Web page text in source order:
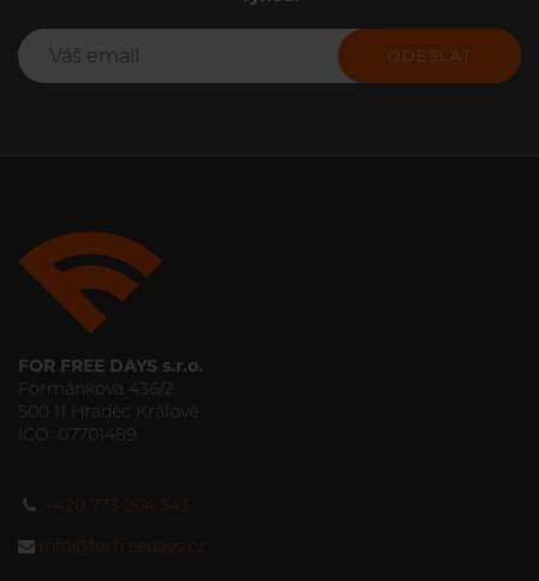
ODESLAT
FOR FREE DAYS s.r.o.
Formánkova 436/2
500 11 Hradec Králové
IČO: 07701489
+420 773 204 343
info@forfreedays.cz